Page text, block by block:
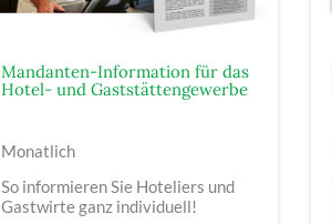
Mandanten-Information für das
Hotel- und Gaststättengewerbe
Monatlich
So informieren Sie Hoteliers und
Gastwirte ganz individuell!